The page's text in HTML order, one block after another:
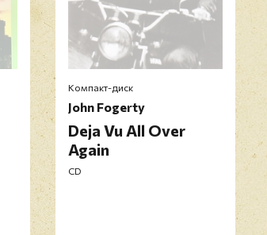
Компакт-диск
John Fogerty
Deja Vu All Over
Again
CD